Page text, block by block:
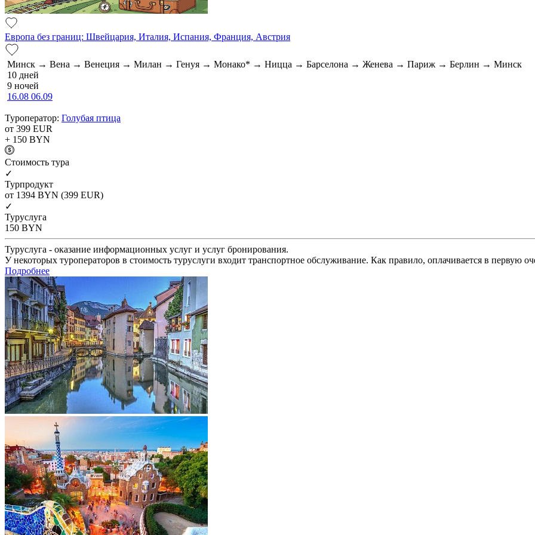
Европа без границ: Швейцария, Италия, Испания, Франция, Австрия
Минск → Вена → Венеция → Милан → Генуя → Монако* → Ницца → Барселона → Женева → Париж → Берлин → Минск
10 дней
9 ночей
16.08 06.09
Туроператор: Голубая птица
от 399 EUR
+ 150 BYN
Cтоимость тура
✓
Турпродукт
от 1394 BYN (399 EUR)
✓
Туруслуга
150 BYN
Туруслуга - оказание информационных услуг и услуг бронирования.
У некоторых туроператоров в стоимость туруслуги входит транспортное обслуживание. Как правило, оплачивается в первую
Подробнее